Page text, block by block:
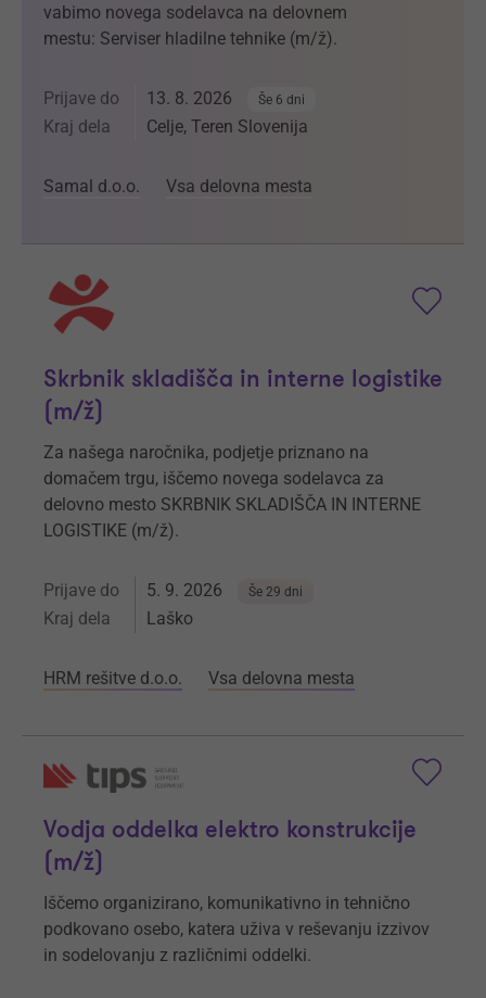
vabimo novega sodelavca na delovnem
mestu: Serviser hladilne tehnike (m/ž).
Prijave do 13. 8. 2026 Še 6 dni
Kraj dela Celje, Teren Slovenija
Samal d.o.o. Vsa delovna mesta
Skrbnik skladišča in interne logistike
(m/ž)
Za našega naročnika, podjetje priznano na
domačem trgu, iščemo novega sodelavca za
delovno mesto SKRBNIK SKLADIŠČA IN INTERNE
LOGISTIKE (m/ž).
Prijave do 5. 9. 2026 Še 29 dni
Kraj dela Laško
HRM rešitve d.o.o. Vsa delovna mesta
Vodja oddelka elektro konstrukcije
(m/ž)
Iščemo organizirano, komunikativno in tehnično
podkovano osebo, katera uživa v reševanju izzivov
in sodelovanju z različnimi oddelki.